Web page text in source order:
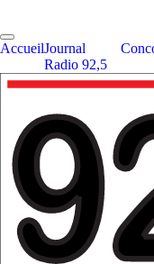
AccueilJournal
Radio 92,5